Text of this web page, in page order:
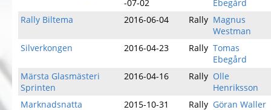
-07-02
Ebegård
Rally Biltema
2016-06-04 Rally Magnus
Westman
Silverkongen
2016-04-23 Rally Tomas
Ebegård
Märsta Glasmästeri
Sprinten
2016-04-16 Rally Olle
Henriksson
Marknadsnatta
2015-10-31 Rally Göran Waller